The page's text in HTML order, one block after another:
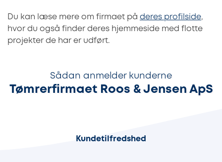
Du kan læse mere om firmaet på deres profilside,
hvor du også finder deres hjemmeside med flotte
projekter de har er udført.
Sådan anmelder kunderne
Tømrerfirmaet Roos & Jensen ApS
Kundetilfredshed